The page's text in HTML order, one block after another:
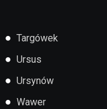
● Targówek
● Ursus
● Ursynów
● Wawer